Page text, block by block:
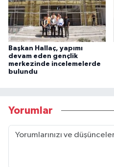
Başkan Hallaç, yapımı
devam eden gençlik
merkezinde incelemelerde
bulundu
Yorumlar